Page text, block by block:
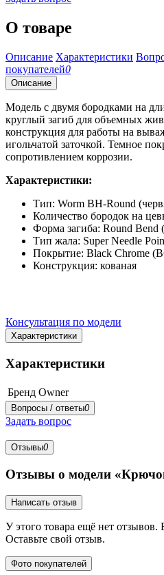
О товаре
Описание Характеристики
покупателей0
Описание
Модель с двумя бородками на
круглый загиб для объемных
конструкция для работы на
игольчатой заточкой. Темное
сопротивлением коррозии.
Характеристики:
Тип: Worm BH-Round
Количество бородок на
Форма загиба: Round Bend
Тип жала: Super Needle
Покрытие: Black Chrome
Конструкция: кованая
Консультация по модели
Характеристики
Характеристики
Бренд Owner
Вопросы / ответы0
Задать вопрос
Отзывы0
Отзывы о модели
Написать отзыв
У этого товара ещё нет отзывов.
Оставьте свой отзыв.
Фото покупателей